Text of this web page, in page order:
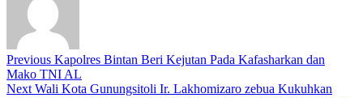
Previous Kapolres Bintan Beri Kejutan Pada Kafasharkan dan
Mako TNI AL
Next Wali Kota Gunungsitoli Ir. Lakhomizaro zebua Kukuhkan